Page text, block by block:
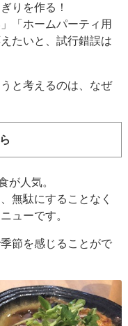
りを作る！
「ホームパーティ用
たいと、試行錯誤は
と考えるのは、なぜ
が人気。
無駄にすることなく
ューです。
節を感じることがで